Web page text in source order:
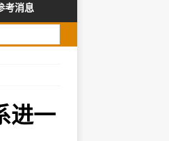
考消息
进一